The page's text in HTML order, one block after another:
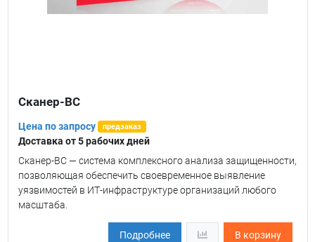
Сканер-ВС
Цена по запросу предзаказ
Доставка от 5 рабочих дней
Сканер-ВС — система комплексного анализа защищенности,
позволяющая обеспечить своевременное выявление
уязвимостей в ИТ-инфраструктуре организаций любого
масштаба.
Подробнее В корзину